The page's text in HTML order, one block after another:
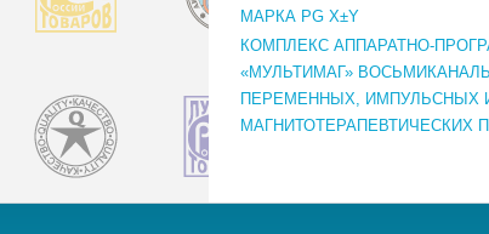
МАРКА PG X±Y
КОМПЛЕКС АППАРАТНО-
«МУЛЬТИМАГ»
ПЕРЕМЕННЫХ, ИМПУЛЬСНЫХ
МАГНИТОТЕРАПЕВТИЧЕСКИХ